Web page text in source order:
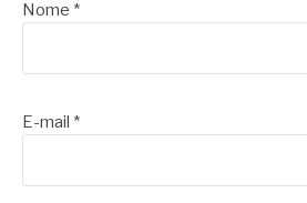
Nome *
E-mail *